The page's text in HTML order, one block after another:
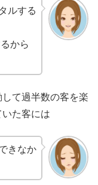
ルする
から
て過半数の客を楽
た客には
きなか